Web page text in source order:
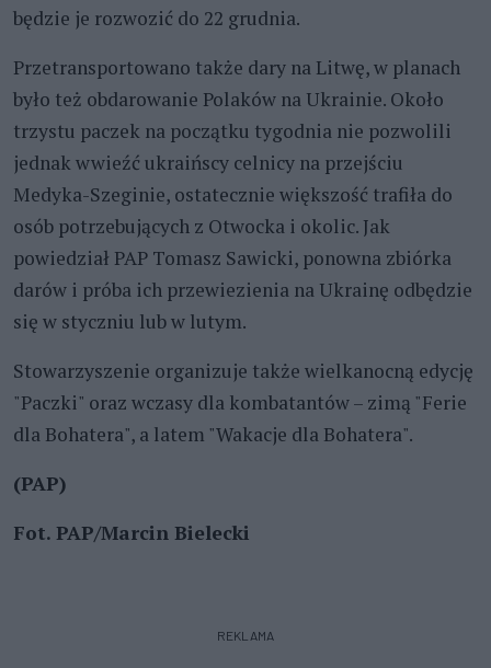
będzie je rozwozić do 22 grudnia.
Przetransportowano także dary na Litwę, w planach
było też obdarowanie Polaków na Ukrainie. Około
trzystu paczek na początku tygodnia nie pozwolili
jednak wwieźć ukraińscy celnicy na przejściu
Medyka-Szeginie, ostatecznie większość trafiła do
osób potrzebujących z Otwocka i okolic. Jak
powiedział PAP Tomasz Sawicki, ponowna zbiórka
darów i próba ich przewiezienia na Ukrainę odbędzie
się w styczniu lub w lutym.
Stowarzyszenie organizuje także wielkanocną edycję
"Paczki" oraz wczasy dla kombatantów – zimą "Ferie
dla Bohatera", a latem "Wakacje dla Bohatera".
(PAP)
Fot. PAP/Marcin Bielecki
REKLAMA